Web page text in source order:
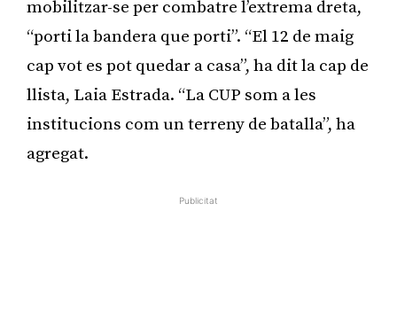
mobilitzar-se per combatre l’extrema dreta,
“porti la bandera que porti”. “El 12 de maig
cap vot es pot quedar a casa”, ha dit la cap de
llista, Laia Estrada. “La CUP som a les
institucions com un terreny de batalla”, ha
agregat.
Publicitat